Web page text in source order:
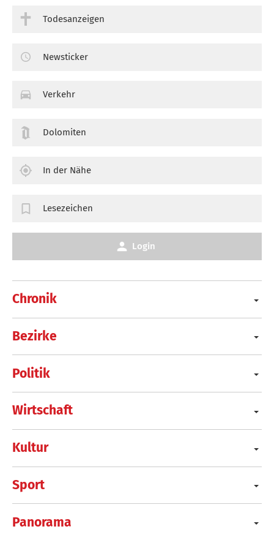
Chronik
Bezirke
Politik
Wirtschaft
Kultur
Sport
Panorama
Todesanzeigen
Newsticker
Verkehr
Dolomiten
In der Nähe
Lesezeichen
Login